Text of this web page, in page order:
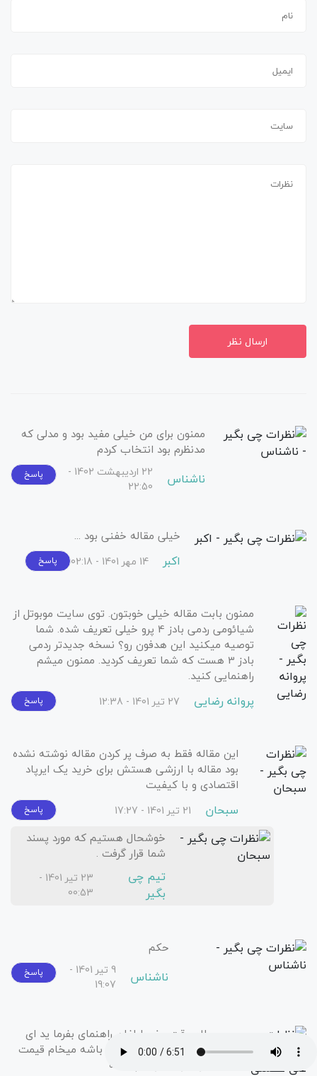
ارسال نظر
ممنون برای من خیلی مفید بود و مدلی که
مدنظرم بود انتخاب کردم
ناشناس
22 اردیبهشت 1402 -
22:50
پاسخ
خیلی مقاله خفنی بود ...
اکبر 14 مهر 1401 - 02:18 پاسخ
ممنون بابت مقاله خیلی خوبتون. توی سایت موبوتل از
شیائومی ردمی بادز 4 پرو خیلی تعریف شده. شما
توصیه میکنید این هدفون رو؟ نسخه جدیدتر ردمی
بادز 3 هست که شما تعریف کردید. ممنون میشم
راهنمایی کنید.
پروانه رضایی 27 تیر 1401 - 12:38 پاسخ
این مقاله فقط به صرف پر کردن مقاله نوشته نشده
بود مقاله با ارزشی هستش برای خرید یک ایرپاد
اقتصادی و با کیفیت
سبحان 21 تیر 1401 - 17:27 پاسخ
خوشحال هستیم که مورد پسند
شما قرار گرفت .
تیم چی
بگیر
23 تیر 1401 -
00:53
حکم
ناشناس
9 تیر 1401 -
19:07
پاسخ
سلام وقت بخیر لطفان راهنمای بفرما ید ای
پاد خوب وراحت در گوش باشه میخام قیمت
حدود دو الا دو نیم باشه